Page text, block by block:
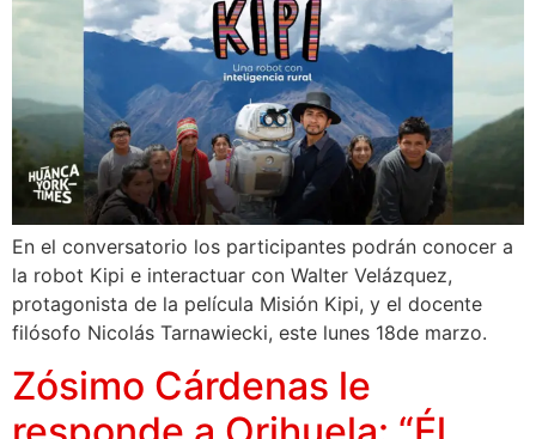
En el conversatorio los participantes podrán conocer a
la robot Kipi e interactuar con Walter Velázquez,
protagonista de la película Misión Kipi, y el docente
filósofo Nicolás Tarnawiecki, este lunes 18de marzo.
Zósimo Cárdenas le